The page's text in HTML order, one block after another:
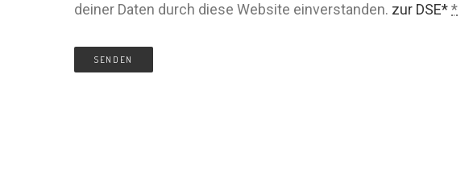
deiner Daten durch diese Website einverstanden. zur DSE**